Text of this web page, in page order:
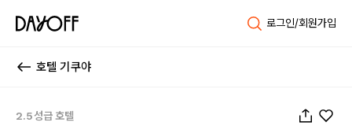
로그인/회원가입
호텔 기쿠야
2.5성급 호텔